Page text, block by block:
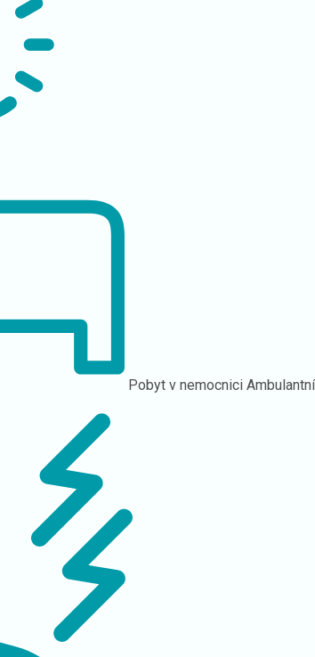
Pobyt v nemocniciAmbulantní